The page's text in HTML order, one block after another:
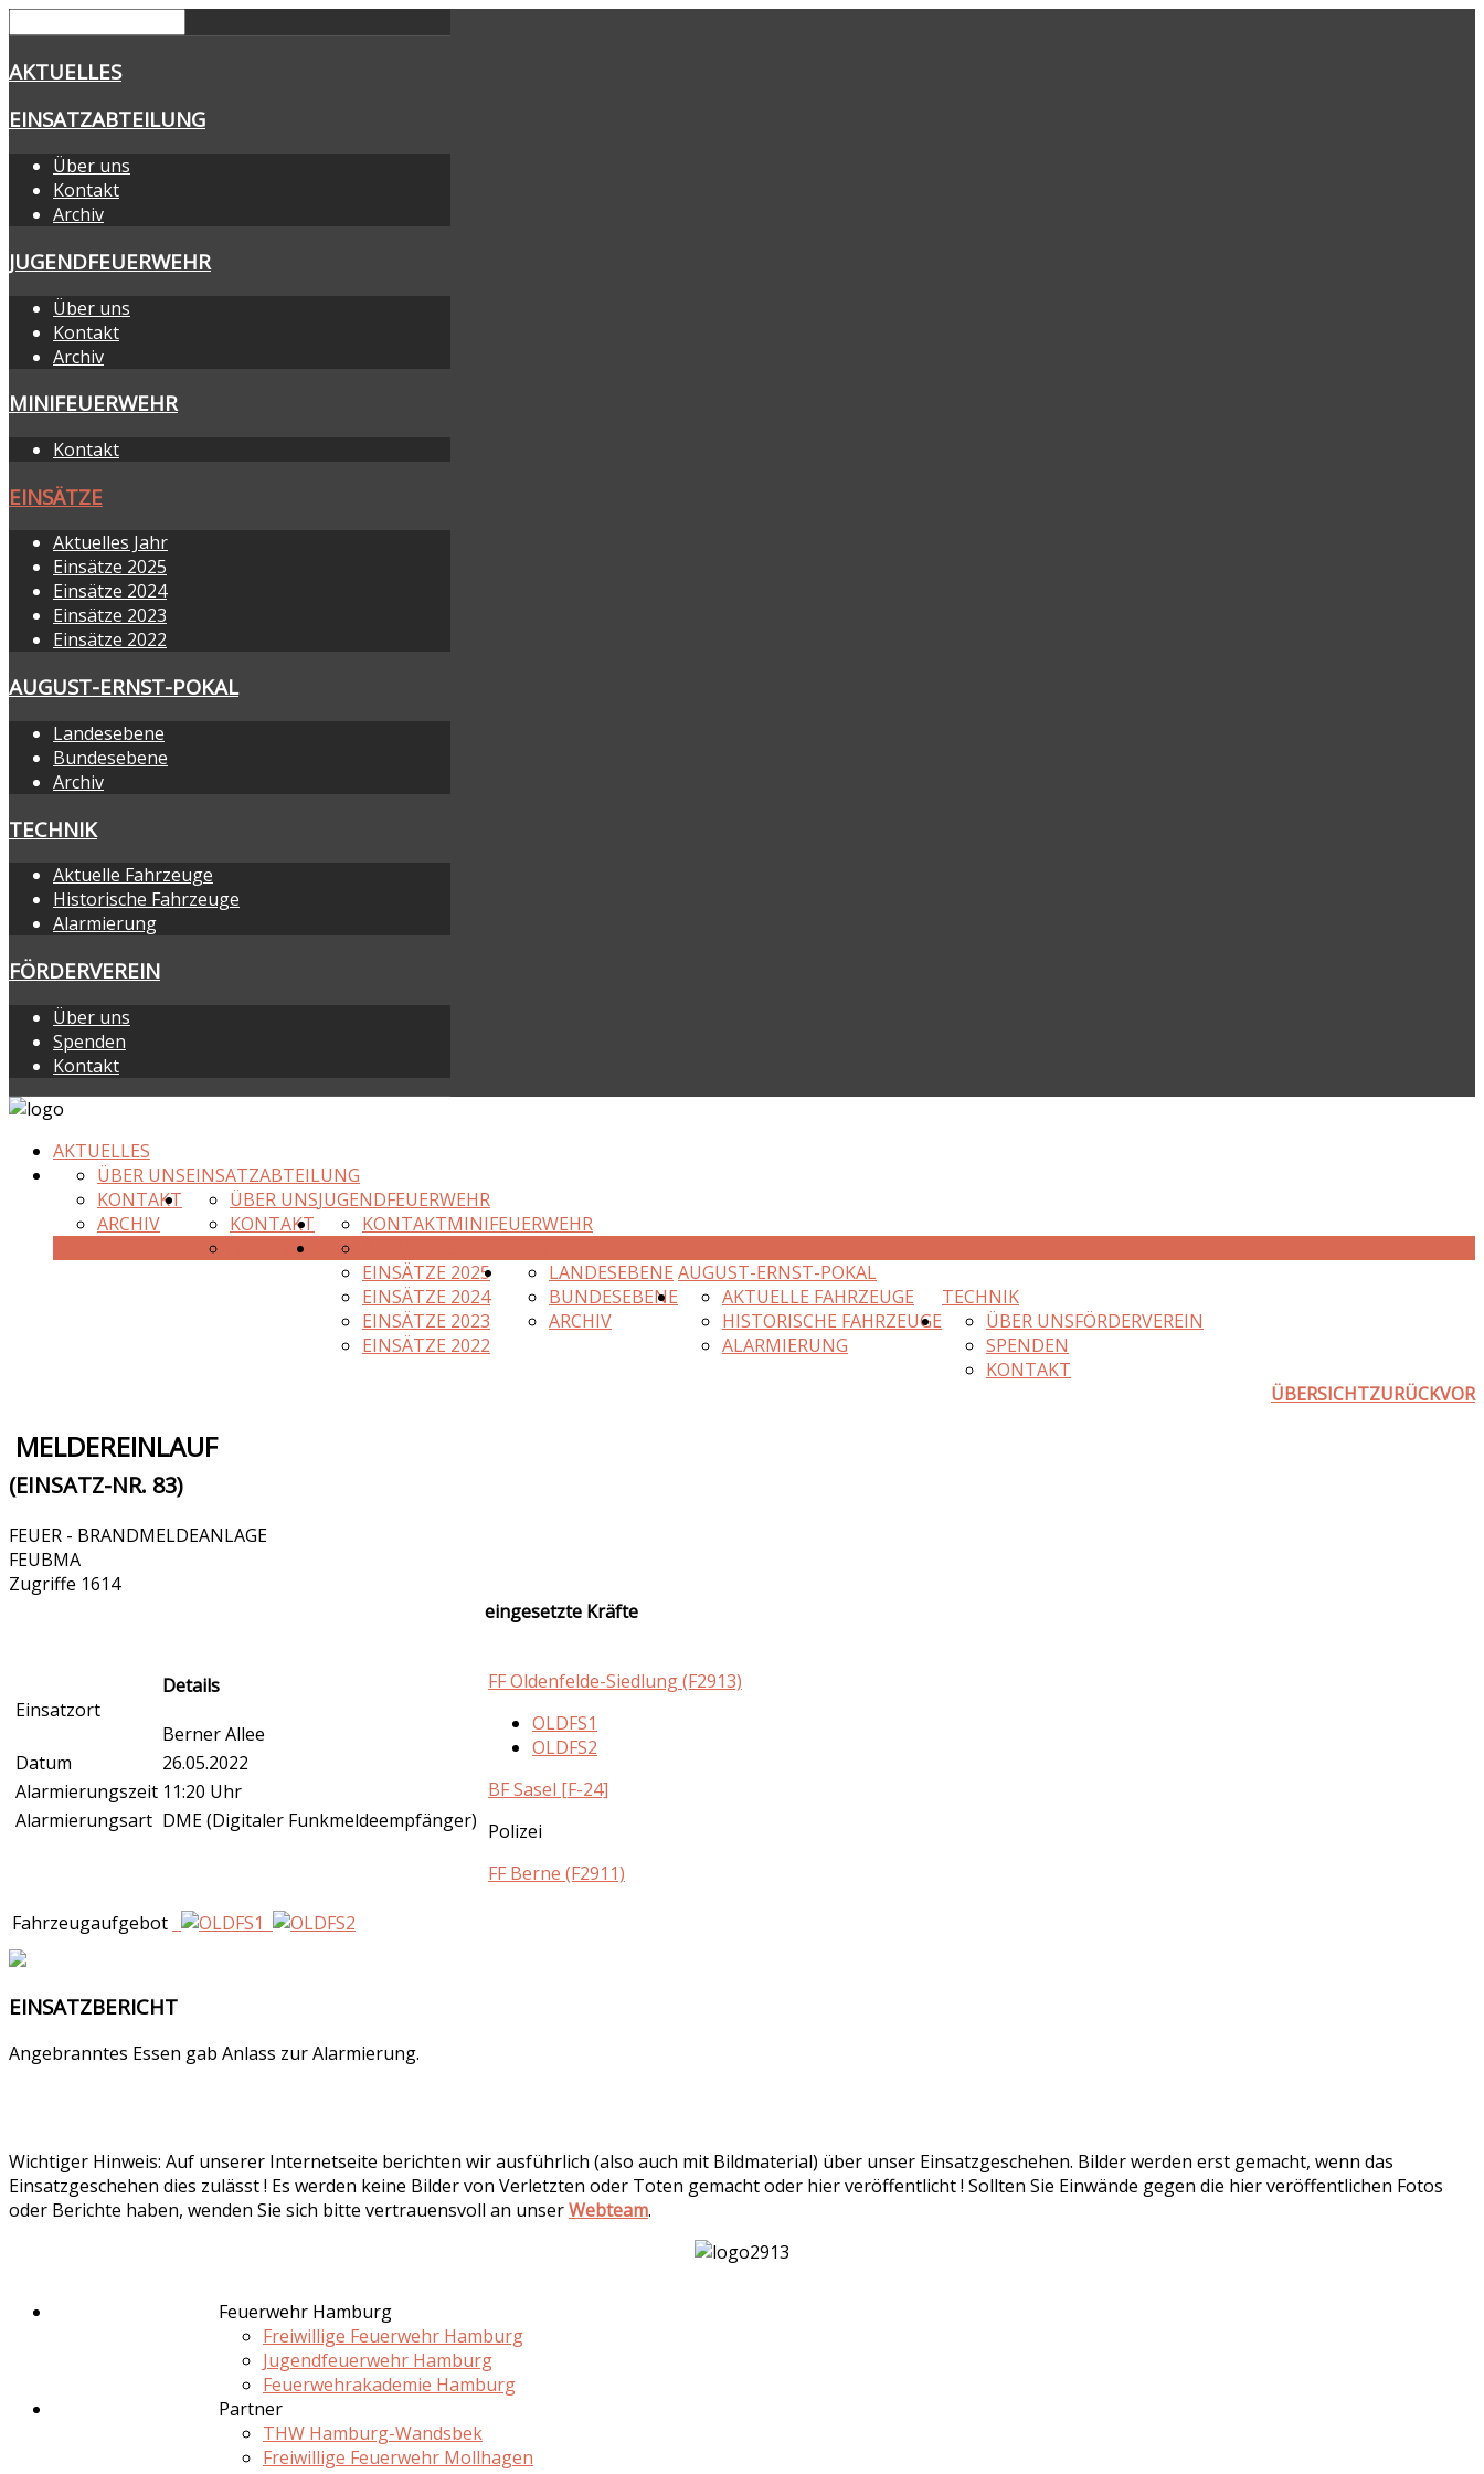
AKTUELLES
EINSATZABTEILUNG
Über uns
Kontakt
Archiv
JUGENDFEUERWEHR
Über uns
Kontakt
Archiv
MINIFEUERWEHR
Kontakt
EINSÄTZE
Aktuelles Jahr
Einsätze 2025
Einsätze 2024
Einsätze 2023
Einsätze 2022
AUGUST-ERNST-POKAL
Landesebene
Bundesebene
Archiv
TECHNIK
Aktuelle Fahrzeuge
Historische Fahrzeuge
Alarmierung
FÖRDERVEREIN
Über uns
Spenden
Kontakt
AKTUELLES
EINSATZABTEILUNG
ÜBER UNS
KONTAKT
ARCHIV
JUGENDFEUERWEHR
ÜBER UNS
KONTAKT
MINIFEUERWEHR
KONTAKT
EINSÄTZE 2025
EINSÄTZE 2024
EINSÄTZE 2023
EINSÄTZE 2022
AUGUST-ERNST-POKAL
LANDESEBENE
BUNDESEBENE
ARCHIV
TECHNIK
AKTUELLE FAHRZEUGE
HISTORISCHE FAHRZEUGE
ALARMIERUNG
FÖRDERVEREIN
ÜBER UNS
SPENDEN
KONTAKT
ÜBERSICHTZURÜCKVOR
MELDEREINLAUF
(EINSATZ-NR. 83)
FEUER - BRANDMELDEANLAGE
FEUBMA
Zugriffe 1614
Einsatzort
Details
Berner Allee
Datum
26.05.2022
Alarmierungszeit 11:20 Uhr
Alarmierungsart DME (Digitaler Funkmeldeempfänger)
eingesetzte Kräfte
FF Oldenfelde-Siedlung (F2913)
OLDFS1
OLDFS2
BF Sasel [F-24]
Polizei
FF Berne (F2911)
Fahrzeugaufgebot
EINSATZBERICHT
Angebranntes Essen gab Anlass zur Alarmierung.
Wichtiger Hinweis: Auf unserer Internetseite berichten wir ausführlich (also auch mit Bildmaterial) über unser Einsatzgeschehen. Bilder werden erst gemacht, wenn das
Einsatzgeschehen dies zulässt ! Es werden keine Bilder von Verletzten oder Toten gemacht oder hier veröffentlicht ! Sollten Sie Einwände gegen die hier veröffentlichen Fotos
oder Berichte haben, wenden Sie sich bitte vertrauensvoll an unserWebteam.
Feuerwehr Hamburg
Freiwillige Feuerwehr Hamburg
Jugendfeuerwehr Hamburg
Feuerwehrakademie Hamburg
Partner
THW Hamburg-Wandsbek
Freiwillige Feuerwehr Mollhagen